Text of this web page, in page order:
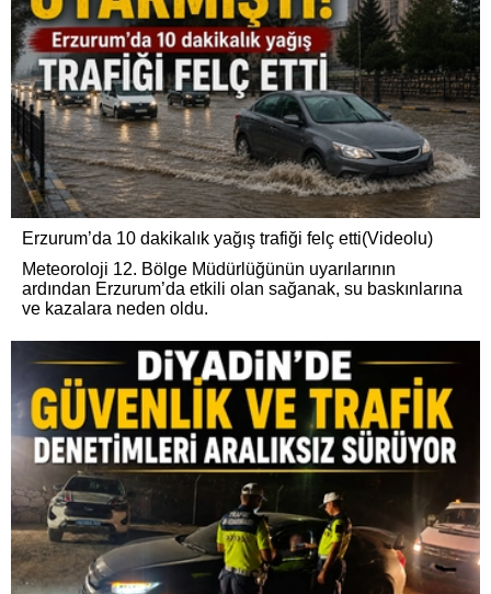
Erzurum’da 10 dakikalık yağış trafiği felç etti(Videolu)
Meteoroloji 12. Bölge Müdürlüğünün uyarılarının
ardından Erzurum’da etkili olan sağanak, su baskınlarına
ve kazalara neden oldu.